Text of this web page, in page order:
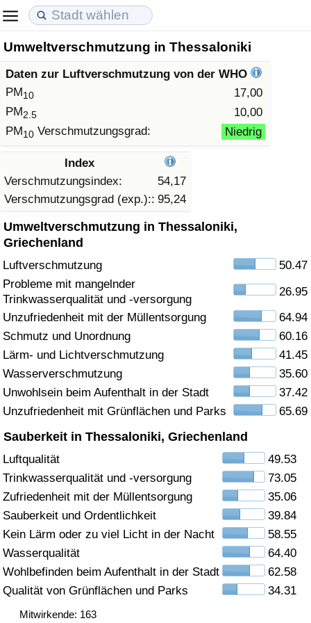
Umweltverschmutzung in Thessaloniki
Daten zur Luftverschmutzung von der WHO
PM10
17,00
PM2.5
10,00
PM10 Verschmutzungsgrad: Niedrig
Index
Verschmutzungsindex:
54,17
Verschmutzungsgrad (exp.):: 95,24
Umweltverschmutzung in Thessaloniki,
Griechenland
Luftverschmutzung
50.47
Probleme mit mangelnder
Trinkwasserqualität und -versorgung
26.95
Unzufriedenheit mit der Müllentsorgung
64.94
Schmutz und Unordnung
60.16
Lärm- und Lichtverschmutzung
41.45
Wasserverschmutzung
35.60
Unwohlsein beim Aufenthalt in der Stadt
37.42
Unzufriedenheit mit Grünflächen und Parks
65.69
Sauberkeit in Thessaloniki, Griechenland
Luftqualität
49.53
Trinkwasserqualität und -versorgung
73.05
Zufriedenheit mit der Müllentsorgung
35.06
Sauberkeit und Ordentlichkeit
39.84
Kein Lärm oder zu viel Licht in der Nacht
58.55
Wasserqualität
64.40
Wohlbefinden beim Aufenthalt in der Stadt
62.58
Qualität von Grünflächen und Parks
34.31
Mitwirkende: 163
Lebenshaltungskosten
Lebenshaltungskosten-Index (aktuell)
Lebenshaltungskosten-Index
Lebenshaltungskosten-Index nach Land
in Akaba
Immobilienpreise
Immobilienpreis-Index (aktuell)
Immobilienpreis-Index
Immobilienpreis-Index nach Land
Lebensqualität
Lebensqualität-Index
Lebensqualität-Index (aktuell)
Lebensqualitätsindex nach Land
Kriminalität
Kriminalitäts-Index (aktuell)
Kriminalitäts-Index
Kriminalitätsindex nach Land
Gesundheitsversorgung
Gesundheitsversorgungs-Index (aktuell)
Gesundheitsversorgungs-Index
Gesundheitsversorgungs-Index nach Land
Umweltverschmutzung
Umweltverschmutzungs-Index (aktuell)
Verschmutzungsindex
Umweltverschmutzungs-Index nach Land
Verkehr